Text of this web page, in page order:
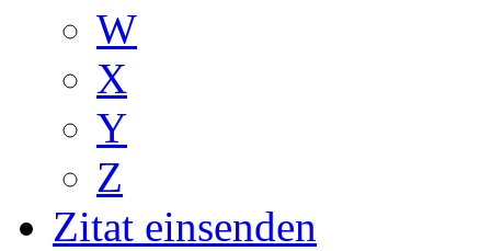
W
X
Y
Z
Zitat einsenden